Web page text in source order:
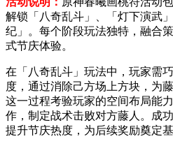
解锁「八奇乱斗」、「灯下演武
纪」。每个阶段玩法独特，融合
式节庆体验。
在「八奇乱斗」玩法中，玩家需
度，通过消除己方场上方块，为
这一过程考验玩家的空间布局能
作，制定战术击败对方藤人。成
提升节庆热度，为后续奖励奠定基